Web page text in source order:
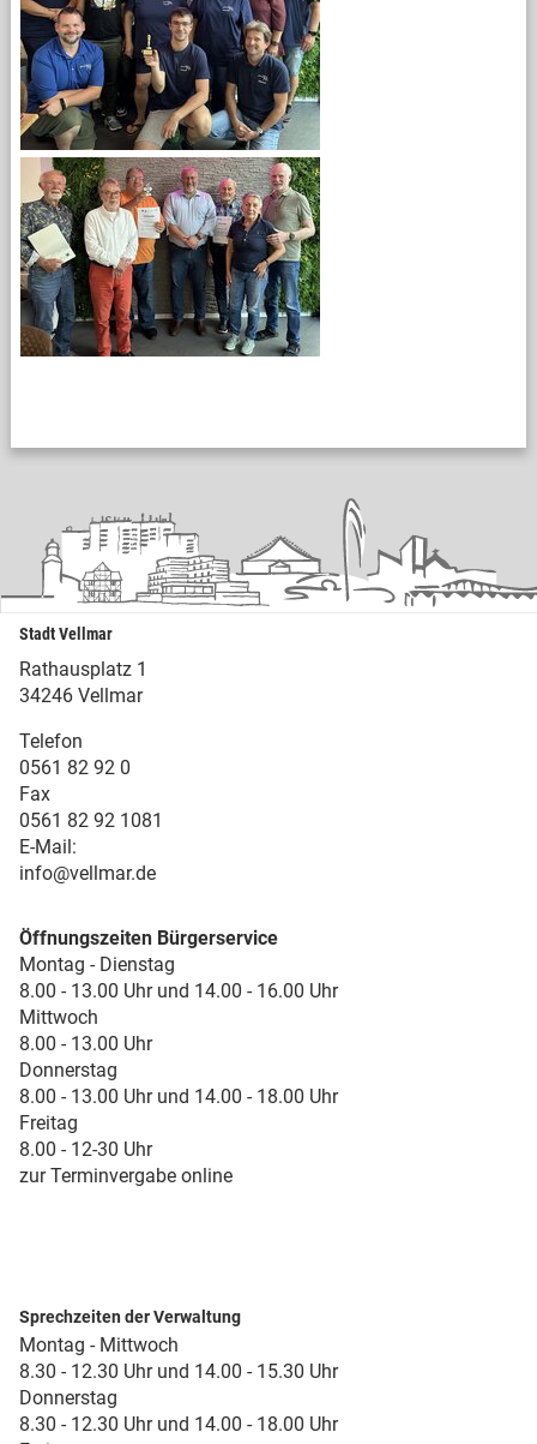
Stadt Vellmar
Rathausplatz 1
34246 Vellmar
Telefon
0561 82 92 0
Fax
0561 82 92 1081
E-Mail:
info@vellmar.de
Öffnungszeiten Bürgerservice
Montag - Dienstag
8.00 - 13.00 Uhr und 14.00 - 16.00 Uhr
Mittwoch
8.00 - 13.00 Uhr
Donnerstag
8.00 - 13.00 Uhr und 14.00 - 18.00 Uhr
Freitag
8.00 - 12-30 Uhr
zur Terminvergabe online
Sprechzeiten der Verwaltung
Montag - Mittwoch
8.30 - 12.30 Uhr und 14.00 - 15.30 Uhr
Donnerstag
8.30 - 12.30 Uhr und 14.00 - 18.00 Uhr